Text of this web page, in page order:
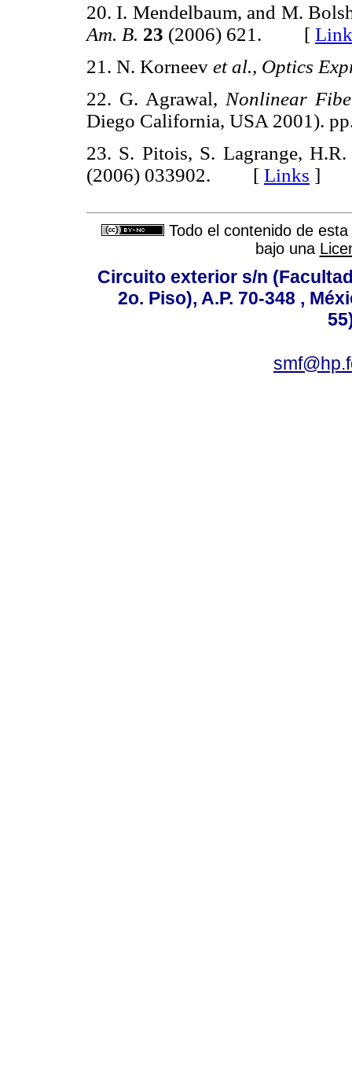
20. I. Mendelbaum, and M.
Am. B. 23 (2006) 621. [
21. N. Korneev et al., Optics
22. G. Agrawal, Nonlinear
Diego California, USA
23. S. Pitois, S. Lagrange,
(2006) 033902. [ Links ]
Todo el contenido de
bajo una
Circuito exterior s/n
2o. Piso), A.P. 70-348 ,